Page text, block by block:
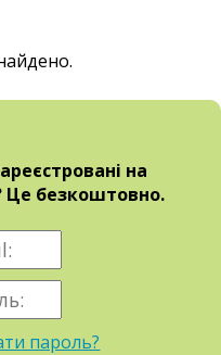
на
Це безкоштовно.
пароль?